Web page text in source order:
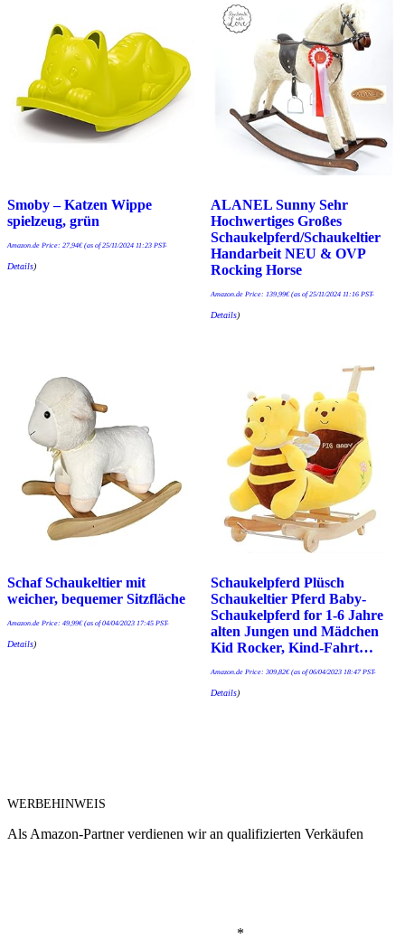
Smoby – Katzen Wippe
spielzeug, grün
Amazon.de Price: 27,94€(as of 25/11/2024 11:23 PST-
Details)
ALANEL Sunny Sehr
Hochwertiges Großes
Schaukelpferd/Schaukeltier
Handarbeit NEU & OVP
Rocking Horse
Amazon.de Price: 139,99€(as of 25/11/2024 11:16 PST-
Details)
Schaf Schaukeltier mit
weicher, bequemer Sitzfläche
Amazon.de Price: 49,99€(as of 04/04/2023 17:45 PST-
Details)
Schaukelpferd Plüsch
Schaukeltier Pferd Baby-
Schaukelpferd for 1-6 Jahre
alten Jungen und Mädchen
Kid Rocker, Kind-Fahrt…
Amazon.de Price: 309,82€(as of 06/04/2023 18:47 PST-
Details)
WERBEHINWEIS
Als Amazon-Partner verdienen wir an qualifizierten Verkäufen
*